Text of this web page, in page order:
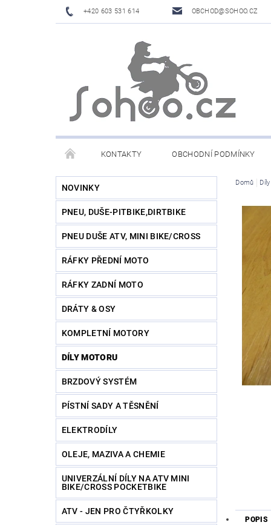
+420 603 531 614 OBCHOD@SOHOO.CZ
KONTAKTY OBCHODNÍ PODMÍNKY
NOVINKY
PNEU, DUŠE-PITBIKE,DIRTBIKE
PNEU DUŠE ATV, MINI BIKE/CROSS
RÁFKY PŘEDNÍ MOTO
RÁFKY ZADNÍ MOTO
DRÁTY & OSY
KOMPLETNÍ MOTORY
DÍLY MOTORU
BRZDOVÝ SYSTÉM
PÍSTNÍ SADY A TĚSNĚNÍ
ELEKTRODÍLY
OLEJE, MAZIVA A CHEMIE
UNIVERZÁLNÍ DÍLY NA ATV MINI
BIKE/CROSS POCKETBIKE
ATV - JEN PRO ČTYŘKOLKY
Domů
POPIS